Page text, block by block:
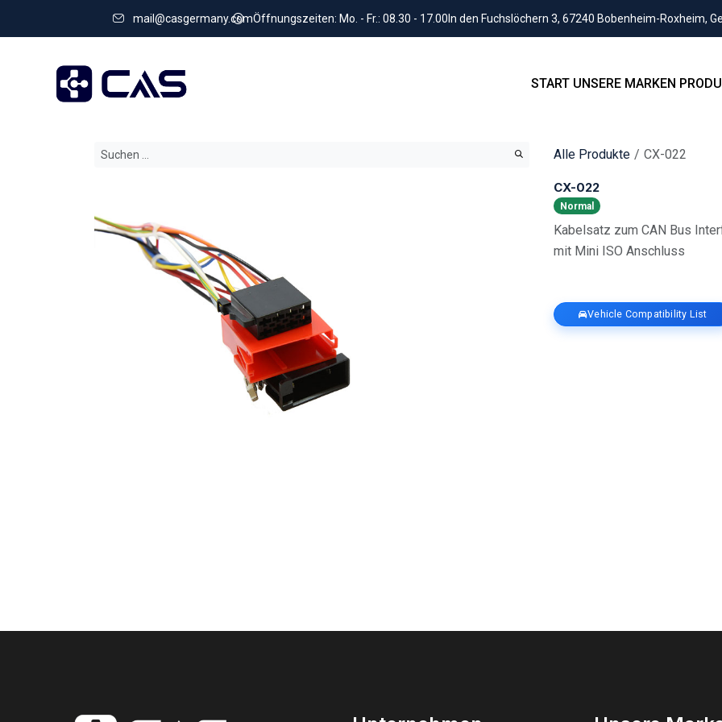
mail@casgermany.comÖffnungszeiten: Mo. - Fr.: 08.30 - 17.00 In den Fuchslöchern 3, 67240 Bobenheim-Roxheim,
START UNSERE MARKEN
Alle Produkte CX-022
CX-022
Normal
Kabelsatz zum CAN Bus
mit Mini ISO Anschluss
Vehicle Compatibility List